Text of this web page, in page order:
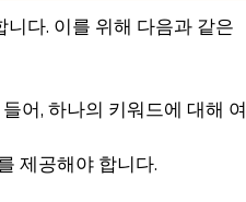
다. 이를 위해 다음과 같은
어, 하나의 키워드에 대해 여
제공해야 합니다.